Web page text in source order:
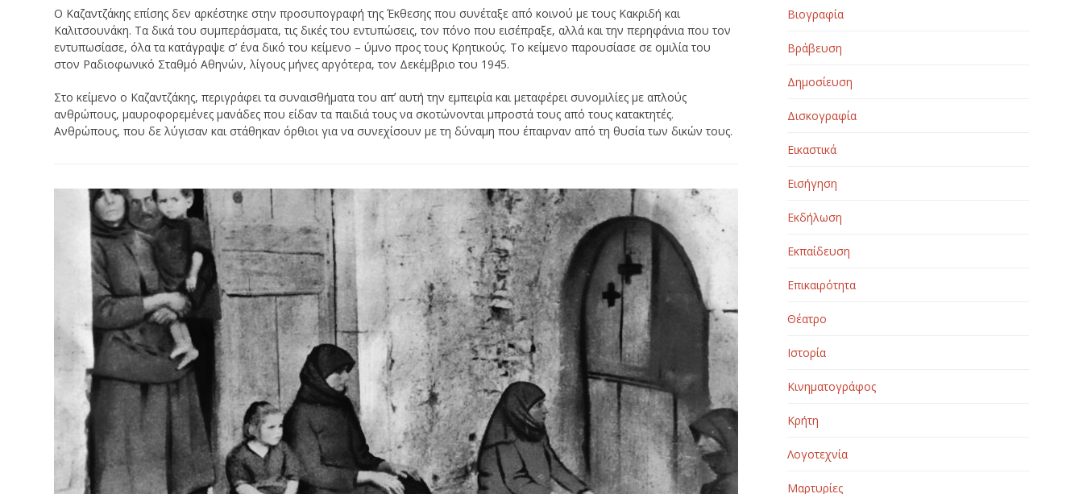
Ο Καζαντζάκης επίσης δεν αρκέστηκε στην προσυπογραφή της Έκθεσης που συνέταξε από κοινού με τους Κακριδή και
Καλιτσουνάκη. Τα δικά του συμπεράσματα, τις δικές του εντυπώσεις, τον πόνο που εισέπραξε, αλλά και την περηφάνια που τον
εντυπωσίασε, όλα τα κατάγραψε σ’ ένα δικό του κείμενο – ύμνο προς τους Κρητικούς. Το κείμενο παρουσίασε σε ομιλία του
στον Ραδιοφωνικό Σταθμό Αθηνών, λίγους μήνες αργότερα, τον Δεκέμβριο του 1945.
Στο κείμενο ο Καζαντζάκης, περιγράφει τα συναισθήματα του απʼ αυτή την εμπειρία και μεταφέρει συνομιλίες με απλούς
ανθρώπους, μαυροφορεμένες μανάδες που είδαν τα παιδιά τους να σκοτώνονται μπροστά τους από τους κατακτητές.
Ανθρώπους, που δε λύγισαν και στάθηκαν όρθιοι για να συνεχίσουν με τη δύναμη που έπαιρναν από τη θυσία των δικών τους.
Βιογραφία
Βράβευση
Δημοσίευση
Δισκογραφία
Εικαστικά
Εισήγηση
Εκδήλωση
Εκπαίδευση
Επικαιρότητα
Θέατρο
Ιστορία
Κινηματογράφος
Κρήτη
Λογοτεχνία
Μαρτυρίες